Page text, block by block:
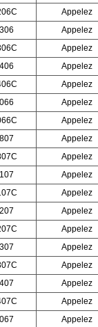
Appelez
Appelez
Appelez
Appelez
Appelez
Appelez
Appelez
Appelez
Appelez
Appelez
Appelez
Appelez
Appelez
Appelez
Appelez
Appelez
Appelez
Appelez